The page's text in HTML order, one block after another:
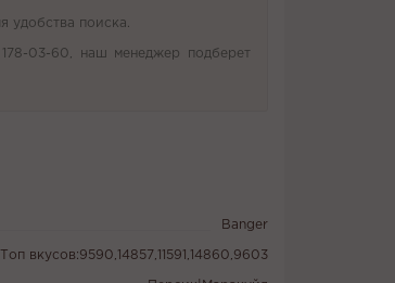
удобства поиска.
03-60, наш менеджер подберет
Banger
Топ вкусов:9590,14857,11591,14860,9603